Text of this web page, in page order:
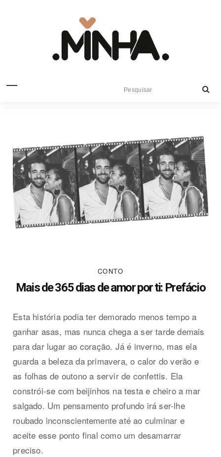
CONTO
Mais de 365 dias de amor por ti: Prefácio
Esta história podia ter demorado menos tempo a
ganhar asas, mas nunca chega a ser tarde demais
para dar lugar ao coração. Já é inverno, mas ela
guarda a beleza da primavera, o calor do verão e
as folhas de outono a servir de confettis. Ela
constrói-se com beijinhos na testa e cheiro a mar
salgado. Um pensamento profundo irá ser-lhe
roubado inconscientemente até ao culminar e
aceite esse ponto final como um desamarrar
preciso.